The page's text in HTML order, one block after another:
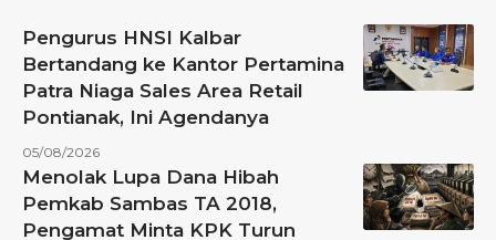
Pengurus HNSI Kalbar
Bertandang ke Kantor Pertamina
Patra Niaga Sales Area Retail
Pontianak, Ini Agendanya
05/08/2026
Menolak Lupa Dana Hibah
Pemkab Sambas TA 2018,
Pengamat Minta KPK Turun